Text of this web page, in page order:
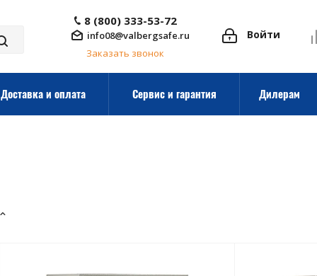
Войти
8 (800) 333-53-72
info08@valbergsafe.ru
Заказать звонок
Доставка и оплата Сервис и гарантия Дилерам